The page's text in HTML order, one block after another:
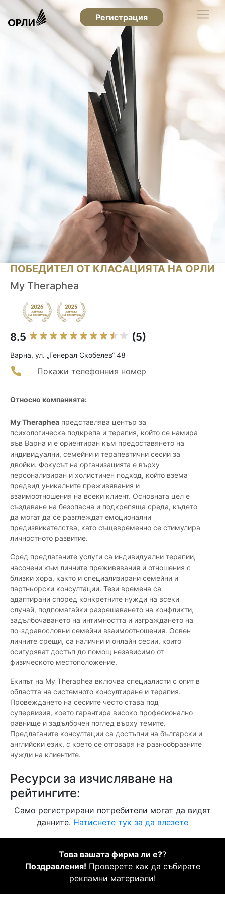
Регистрация
ПОБЕДИТЕЛ ОТ КЛАСАЦИЯТА НА ОРЛИ
My Theraphea
8.5 (5)
Варна, ул. „Генерал Скобелев“ 48
Покажи телефонния номер
Относно компанията:
My Theraphea представлява център за
психологическа подкрепа и терапия, който се намира
във Варна и е ориентиран към предоставянето на
индивидуални, семейни и терапевтични сесии за
двойки. Фокусът на организацията е върху
персонализиран и холистичен подход, който взема
предвид уникалните преживявания и
взаимоотношения на всеки клиент. Основната цел е
създаване на безопасна и подкрепяща среда, където
да могат да се разглеждат емоционални
предизвикателства, като същевременно се стимулира
личностното развитие.
Сред предлаганите услуги са индивидуални терапии,
насочени към личните преживявания и отношения с
близки хора, както и специализирани семейни и
партньорски консултации. Тези времена са
адаптирани според конкретните нужди на всеки
случай, подпомагайки разрешаването на конфликти,
задълбочаването на интимността и изграждането на
по-здравословни семейни взаимоотношения. Освен
личните срещи, са налични и онлайн сесии, които
осигуряват достъп до помощ независимо от
физическото местоположение.
Екипът на My Theraphea включва специалисти с опит в
областта на системното консултиране и терапия.
Провеждането на сесиите често става под
супервизия, което гарантира високо професионално
равнище и задълбочен поглед върху темите.
Предлаганите консултации са достъпни на български и
английски език, с което се отговаря на разнообразните
нужди на клиентите.
Ресурси за изчисляване на
рейтингите:
Само регистрирани потребители могат да видят
данните. Натиснете тук за да влезете
Това вашата фирма ли е??
Поздравления! Проверете как да събирате
рекламни материали!